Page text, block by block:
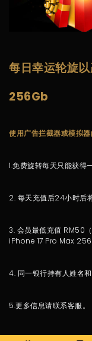
每日幸运轮旋
256Gb
使用广告拦截器或模拟
1.免费旋转每天只能获得一
2. 每天充值后24小时后
3. 会员最低充值 RM50
iPhone 17 Pro Max
4. 同一银行持有人姓名
5.更多信息请联系客服。